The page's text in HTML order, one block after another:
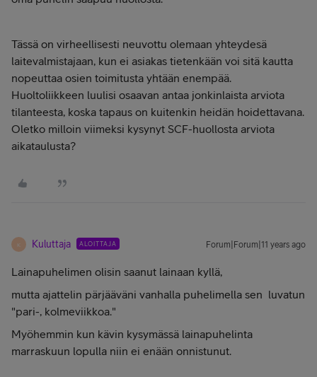
Tässä on virheellisesti neuvottu olemaan yhteydesä
laitevalmistajaan, kun ei asiakas tietenkään voi sitä kautta
nopeuttaa osien toimitusta yhtään enempää.
Huoltoliikkeen luulisi osaavan antaa jonkinlaista arviota
tilanteesta, koska tapaus on kuitenkin heidän hoidettavana.
Oletko milloin viimeksi kysynyt SCF-huollosta arviota
aikataulusta?
K Kuluttaja ALOITTAJA Forum|Forum|11 years ago
Lainapuhelimen olisin saanut lainaan kyllä,
mutta ajattelin pärjääväni vanhalla puhelimella sen luvatun
"pari-, kolmeviikkoa."
Myöhemmin kun kävin kysymässä lainapuhelinta
marraskuun lopulla niin ei enään onnistunut.